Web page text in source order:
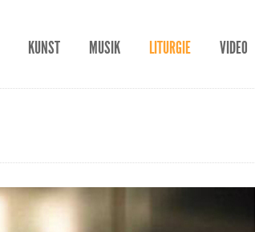
KUNST MUSIK LITURGIE VIDEO